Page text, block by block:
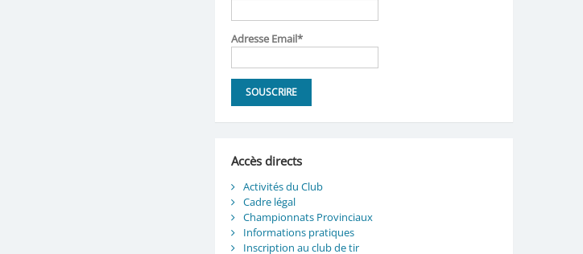
Adresse Email*
Accès directs
Activités du Club
Cadre légal
Championnats Provinciaux
Informations pratiques
Inscription au club de tir